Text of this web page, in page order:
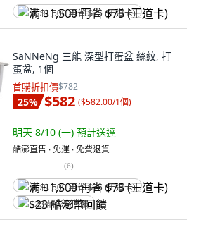
满 $1,500 再省 $75 (王道卡)
SaNNeNg 三能 深型打蛋盆 絲紋, 打
蛋盆, 1個
首購折扣價$782
25% $582 ($582.00/1個)
明天 8/10 (一) 預計送達
酷澎直售 ∙ 免運 ∙ 免費退貨
(6)
满 $1,500 再省 $75 (王道卡)
$23 酷澎幣回饋